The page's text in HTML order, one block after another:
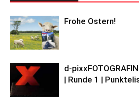
Frohe Ostern!
d-
| Runde 1 |